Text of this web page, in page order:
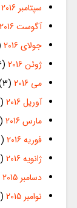
سپتامبر 2016
آگوست 2016
جولای 2016
ژوئن 2016
(6)
می 2016
(3)
آوریل 2016
(9)
مارس 2016
(9)
فوریه 2016
(10)
ژانویه 2016
(11)
دسامبر 2015
نوامبر 2015
(18)